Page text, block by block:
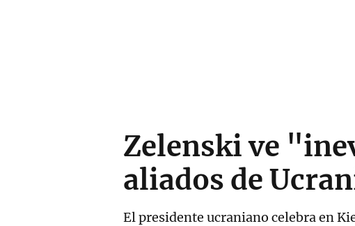
Zelenski ve
aliados de
El presidente ucraniano celebra en